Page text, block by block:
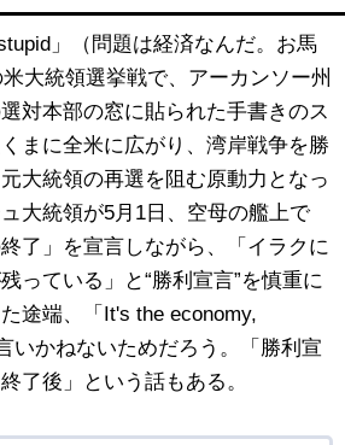
」（問題は経済なんだ。お馬
大統領選挙戦で、アーカンソー州
対本部の窓に貼られた手書きのス
まに全米に広がり、湾岸戦争を勝
大統領の再選を阻む原動力となっ
大統領が5月1日、空母の艦上で
了」を宣言しながら、「イラクに
っている」と“勝利宣言”を慎重に
途端、「It's the economy,
いかねないためだろう。「勝利宣
了後」という話もある。